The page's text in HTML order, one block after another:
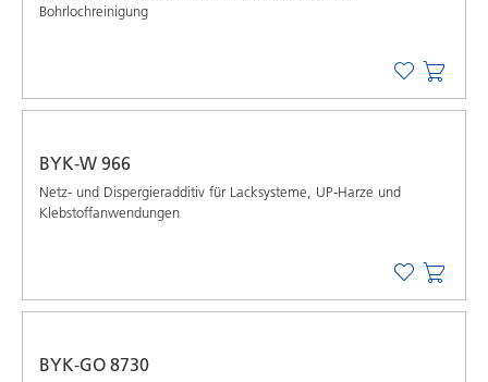
Bohrlochreinigung
BYK-W 966
Netz- und Dispergieradditiv für Lacksysteme, UP-Harze und
Klebstoffanwendungen
BYK-GO 8730